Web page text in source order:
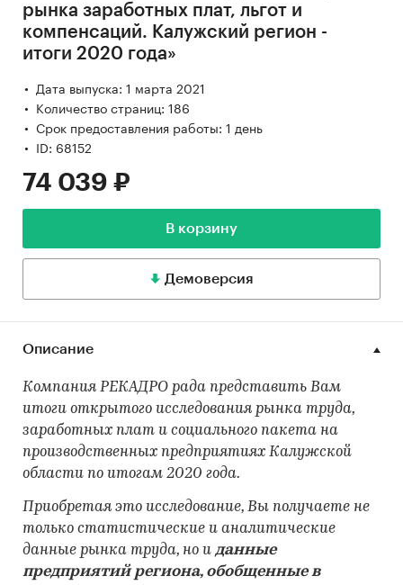
рынка заработных плат, льгот и
компенсаций. Калужский регион -
итоги 2020 года»
Дата выпуска: 1 марта 2021
Количество страниц: 186
Срок предоставления работы: 1 день
ID: 68152
74 039 ₽
В корзину
Демоверсия
Описание
Компания РЕКАДРО рада представить Вам
итоги открытого исследования рынка труда,
заработных плат и социального пакета на
производственных предприятиях Калужской
области по итогам 2020 года.
Приобретая это исследование, Вы получаете не
только статистические и аналитические
данные рынка труда, но и данные
предприятий региона, обобщенные в